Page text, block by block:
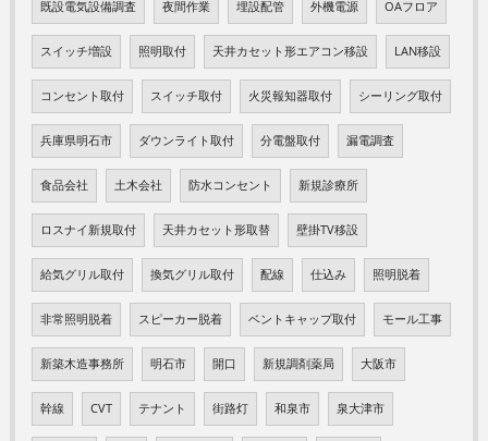
既設電気設備調査 夜間作業 埋設配管 外機電源 OAフロア
スイッチ増設 照明取付 天井カセット形エアコン移設 LAN移設
コンセント取付 スイッチ取付 火災報知器取付 シーリング取付
兵庫県明石市 ダウンライト取付 分電盤取付 漏電調査
食品会社 土木会社 防水コンセント 新規診療所
ロスナイ新規取付 天井カセット形取替 壁掛TV移設
給気グリル取付 換気グリル取付 配線 仕込み 照明脱着
非常照明脱着 スピーカー脱着 ベントキャップ取付 モール工事
新築木造事務所 明石市 開口 新規調剤薬局 大阪市
幹線 CVT テナント 街路灯 和泉市 泉大津市